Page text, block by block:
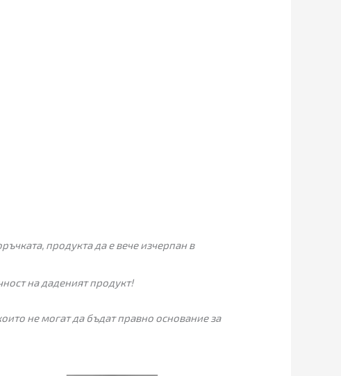
продукта да е вече изчерпан в
на даденият продукт!
не могат да бъдат правно основание за